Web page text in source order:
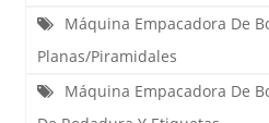
Máquina Empacadora De
Planas/piramidales
Máquina Empacadora De